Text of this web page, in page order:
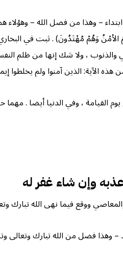
– وهذا من فضل الله – وهؤلاء
الأمْنُ وَهُمْ مُهْتَدُونَ) . ثبت في
، ولا شك إنها من ظلم
الآية: الذين آمنوا ولم
القيامة ، وفي الدنيا أيضا .
وإن شاء غفر له
ووقع فيما نهى الله تبارك
– وهذا فضل من الله تبارك